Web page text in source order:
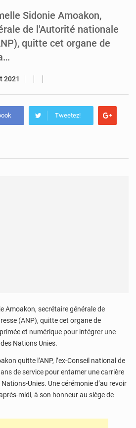
Tibiri : le dialogue, nouveau terrain de jeu pour la paix
Sidonie Amoakon,
de l'Autorité nationale
quitte cet organe de
2021
Tweetez!
Amoakon, secrétaire générale de
(ANP), quitte cet organe de
et numérique pour intégrer une
Nations Unies.
quitte l’ANP, l’ex-Conseil national de
de service pour entamer une carrière
Unies. Une cérémonie d’au revoir
midi, à son honneur au siège de